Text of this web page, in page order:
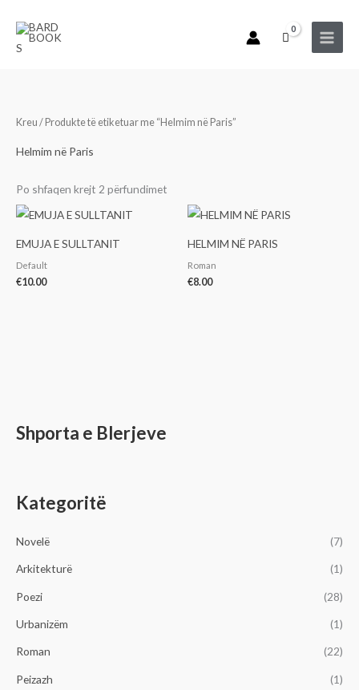
content
Shporta e Blerjeve
Kategoritë
Novelë (7)
Arkitekturë (1)
Poezi (28)
Urbanizëm (1)
Roman (22)
Peizazh (1)
Kreu / Produkte të etiketuar me “Helmim në Paris”
Helmim në Paris
Po shfaqen krejt 2 përfundimet
EMUJA E SULLTANIT
Default
€10.00
HELMIM NË PARIS
Roman
€8.00